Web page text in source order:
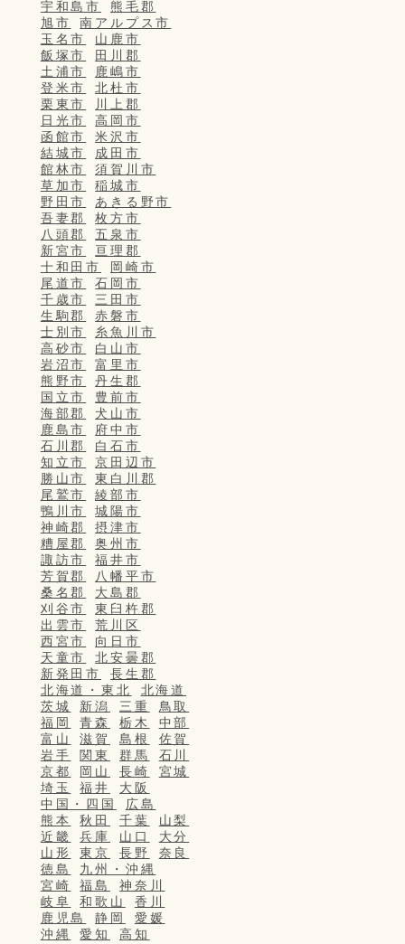
宇和島市
熊毛郡
旭市
南アルプス市
玉名市
山鹿市
飯塚市
田川郡
土浦市
鹿嶋市
登米市
北杜市
栗東市
川上郡
日光市
高岡市
函館市
米沢市
結城市
成田市
館林市
須賀川市
草加市
稲城市
野田市
あきる野市
吾妻郡
枚方市
八頭郡
五泉市
新宮市
亘理郡
十和田市
岡崎市
尾道市
石岡市
千歳市
三田市
生駒郡
赤磐市
士別市
糸魚川市
高砂市
白山市
岩沼市
富里市
熊野市
丹生郡
国立市
豊前市
海部郡
犬山市
鹿島市
府中市
石川郡
白石市
知立市
京田辺市
勝山市
東白川郡
尾鷲市
綾部市
鴨川市
城陽市
神崎郡
摂津市
糟屋郡
奥州市
諏訪市
福井市
芳賀郡
八幡平市
桑名郡
大島郡
刈谷市
東臼杵郡
出雲市
荒川区
西宮市
向日市
天童市
北安曇郡
新発田市
長生郡
北海道・東北
北海道
茨城
新潟 三重
鳥取
福岡
青森 栃木
中部
富山
滋賀 島根
佐賀
岩手
関東 群馬
石川
京都
岡山 長崎
宮城
埼玉
福井
大阪
中国・四国
広島
熊本
秋田 千葉
山梨
近畿
兵庫 山口
大分
山形
東京 長野
奈良
徳島
九州・沖縄
宮崎
福島
神奈川
岐阜
和歌山
香川
鹿児島
静岡
愛媛
沖縄
愛知 高知